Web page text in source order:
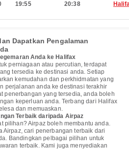
19:55 20:38
Dapatkan Pengalaman
Anda ke Halifax
perniagaan atau percutian, terdapat
tersedia ke destinasi anda. Setiap
kemudahan dan perkhidmatan yang
perjalanan anda ke destinasi terakhir
penerbangan yang tersedia, anda boleh
keperluan anda. Terbang dari Halifax
dan memuaskan.
Terbaik daripada Airpaz
pilihan? Airpaz boleh membantu anda.
Airpaz, cari penerbangan terbaik dari
Bandingkan pelbagai pilihan untuk
terbaik. Kami juga menyediakan